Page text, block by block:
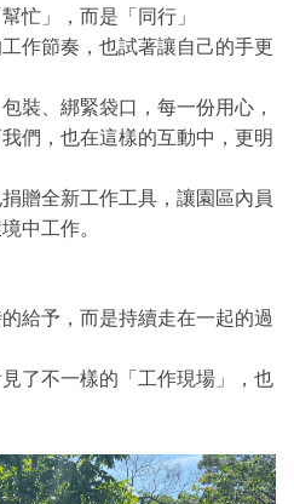
忙」，而是「同行」
作節奏，也試著讓自己的手更
裝、綁緊袋口，每一份用心，
們，也在這樣的互動中，更明
贈全新工作工具，讓園區內員
中工作。
給予，而是持續走在一起的過
了不一樣的「工作現場」，也